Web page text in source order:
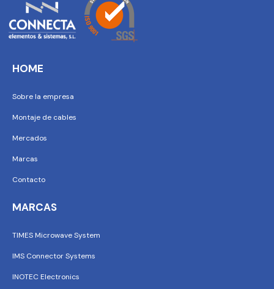
HOME
Sobre la empresa
Montaje de cables
Mercados
Marcas
Contacto
MARCAS
TIMES Microwave System
IMS Connector Systems
INOTEC Electronics